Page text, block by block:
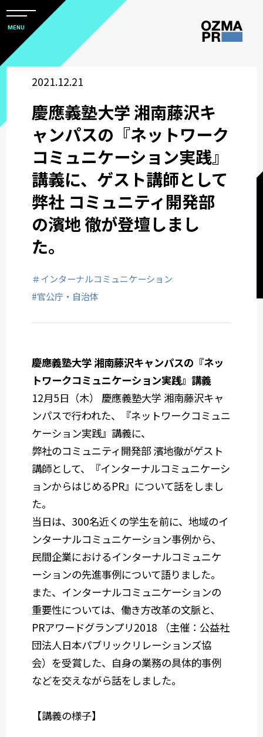
本
文
へ
社
マ
ピ
ー
ア
メ
ニ
ュ
ー
開
MENU
2021.12.21
慶應義塾大学 湘南藤沢キ
ャンパスの『ネットワーク
コミュニケーション実践』
講義に、ゲスト講師として
弊社 コミュニティ開発部
の濱地 徹が登壇しまし
た。
＃インターナルコミュニケーション
#官公庁・自治体
慶應義塾大学 湘南藤沢キャンパスの『ネッ
トワークコミュニケーション実践』講義
12月5日（木） 慶應義塾大学 湘南藤沢キャ
ンパスで行われた、『ネットワークコミュニ
ケーション実践』講義に、
弊社のコミュニティ開発部 濱地徹がゲスト
講師として、『インターナルコミュニケーシ
ョンからはじめるPR』について話をしまし
た。
当日は、 300名近くの学生を前に、地域のイ
ンターナルコミュニケーション事例から、
民間企業におけるインターナルコミュニケ
ーションの先進事例について語りました。
また、インターナルコミュニケーションの
重要性については、働き方改革の文脈と、
PRアワードグランプリ2018 （主催：公益社
団法人日本パブリックリレーションズ協
会）を受賞した、自身の業務の具体的事例
などを交えながら話をしました。
【講義の様子】
すべて
アワード
企業情報
採用関連情報
ウズ研
サステナビリティコミュニケーション
サービスメニューから選ぶ
業種から選ぶ